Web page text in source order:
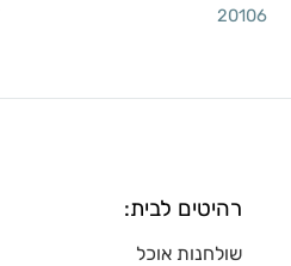
20106
רהיטים לבית:
שולחנות אוכל